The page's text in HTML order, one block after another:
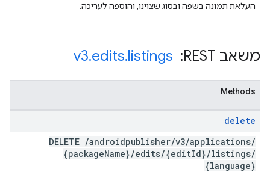
העלאת תמונה בשפה ובסוג שצוינו, והוספה לעריכה.
משאב REST: ‏ v3.edits.listings
Methods
delete
DELETE /androidpublisher/v3/applications/
{packageName}/edits/{editId}/listings/
{language}